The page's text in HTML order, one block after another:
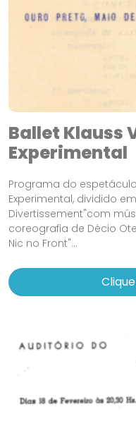
Ballet Klauss
Experimental
Programa do
Experimental, dividido
Divertissement"com
coreografia de Décio
Nic no Front"...